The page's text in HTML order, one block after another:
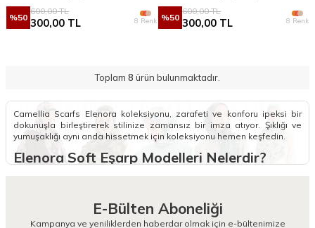
%50
600,00TL
300,00 TL 8 Renk %50
600,00TL
300,00 TL 8 Renk
Toplam 8 ürün bulunmaktadır.
Camellia Scarfs Elenora koleksiyonu, zarafeti ve konforu ipeksi bir
dokunuşla birleştirerek stilinize zamansız bir imza atıyor. Şıklığı ve
yumuşaklığı aynı anda hissetmek için koleksiyonu hemen keşfedin.
Elenora Soft Eşarp Modelleri Nelerdir?
Eşarp modelleri, modern kadının gardırobunda hem pratiklik hem de
asalet arayanlara hitap eden zengin bir renk skalası sunar. Kumaşın
hafifliği, gün boyu omuzlarınızda yokmuş gibi bir his yaratırken, kayma
E-Bülten Aboneliği
Kampanya ve yeniliklerden haberdar olmak için e-bültenimize